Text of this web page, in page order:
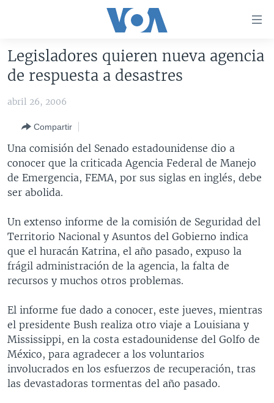
accesibilidad
Salte
contenido
principal
Salte
navegador
principal
Salte
AMÉRICA DEL NORTE
MÉXICO
HAITÍ
ELECCIONES EEUU 2024
ELECCIONES EEUU
VOTO DIVIDIDO
VOA VERIFICA
VOA VERIFICA UCRANIA/RUSIA
VOA VERIFICA INMIGRACIÓN
VOA VERIFICA AMÉRICA LATINA
AMÉRICA LATINA
ARGENTINA
BOLIVIA
COLOMBIA
CHILE
PERÚ
ECUADOR
VENEZUELA
BRASIL
CHINA EN AMÉRICA LATINA
CENTROAMÉRICA
COSTA RICA
EL SALVADOR
GUATEMALA
HONDURAS
NICARAGUA
OTRAS SECCIONES
INMIGRACIÓN
LIBERTAD DE PRENSA
MUNDO
ECONOMÍA
ENTRETENIMIENTO Y CULTURA
TECNOLOGÍA
DEPORTES
CIENCIA Y SALUD
ESPECIALES DE LA VOA
LIBERTAD DE PRENSA
UCRANIA
MULTIMEDIA
VIDEOS
FOTOGRAFÍA
AUDIOS
PROGRAMAS TV
EL MUNDO AL DÍA
FORO INTERAMERICANO
VISIÓN 360
RADIO
AVANCE INFORMATIVO
AUDIONOTICIAS
DIRECT
DOCUMENTALES DE LA VOA
Legisladores quieren nueva agencia
de respuesta a desastres
abril 26, 2006
Compartir
Una comisión del Senado estadounidense dio a
conocer que la criticada Agencia Federal de Manejo
de Emergencia, FEMA, por sus siglas en inglés, debe
ser abolida.
Un extenso informe de la comisión de Seguridad del
Territorio Nacional y Asuntos del Gobierno indica
que el huracán Katrina, el año pasado, expuso la
frágil administración de la agencia, la falta de
recursos y muchos otros problemas.
El informe fue dado a conocer, este jueves, mientras
el presidente Bush realiza otro viaje a Louisiana y
Mississippi, en la costa estadounidense del Golfo de
México, para agradecer a los voluntarios
involucrados en los esfuerzos de recuperación, tras
las devastadoras tormentas del año pasado.